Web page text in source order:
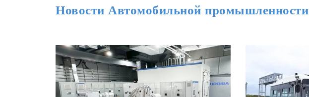
Новости Автомобильной промышленности